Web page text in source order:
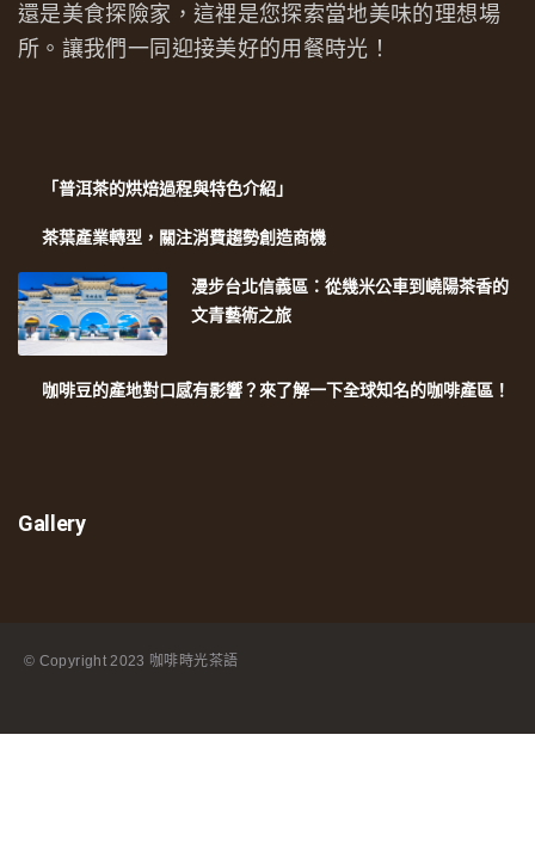
還是美食探險家，這裡是您探索當地美味的理想場
所。讓我們一同迎接美好的用餐時光！
「普洱茶的烘焙過程與特色介紹」
茶葉產業轉型，關注消費趨勢創造商機
漫步台北信義區：從幾米公車到嶢陽茶香的
文青藝術之旅
咖啡豆的產地對口感有影響？來了解一下全球知名的咖啡產區！
Gallery
© Copyright2023 咖啡時光茶語